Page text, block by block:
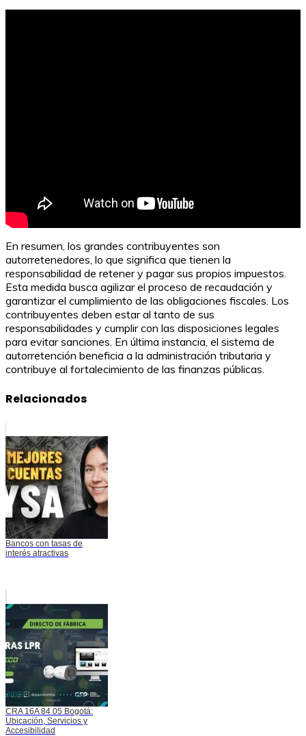
En resumen, los grandes contribuyentes son
autorretenedores, lo que significa que tienen la
responsabilidad de retener y pagar sus propios impuestos.
Esta medida busca agilizar el proceso de recaudación y
garantizar el cumplimiento de las obligaciones fiscales. Los
contribuyentes deben estar al tanto de sus
responsabilidades y cumplir con las disposiciones legales
para evitar sanciones. En última instancia, el sistema de
autorretención beneficia a la administración tributaria y
contribuye al fortalecimiento de las finanzas públicas.
Relacionados
Bancos con tasas de
interés atractivas
CRA 16A 84 05 Bogotá:
Ubicación, Servicios y
Accesibilidad